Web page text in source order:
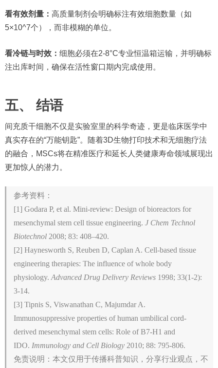
看有效剂量： 高质量制剂会明确标注有效细胞数量（如
5×10^7个），而非模糊的单位。
看冷链与时效： 细胞必须在2-8°C专业恒温箱运输，并明确标
注出库时间，确保在活性窗口期内完成使用。
五、 结语
间充质干细胞不仅是实验室里的科学奇迹，更是临床医学中
真实存在的“万能钥匙”。随着3D生物打印技术和无细胞疗法
的融合，MSCs将在精准医疗和延长人类健康寿命领域展现出
更加惊人的潜力。
参考资料：
[1] Godara P, et al. Mini-review: Design of bioreactors for
mesenchymal stem cell tissue engineering. J Chem Technol
Biotechnol 2008; 83: 408–420.
[2] Haynesworth S, Reuben D, Caplan A. Cell-based tissue
engineering therapies: The influence of whole body
physiology. Advanced Drug Delivery Reviews 1998; 33(1-2):
3-14.
[3] Tipnis S, Viswanathan C, Majumdar A.
Immunosuppressive properties of human umbilical cord-
derived mesenchymal stem cells: Role of B7-H1 and
IDO. Immunology and Cell Biology 2010; 88: 795-806.
免责说明：本文仅用于传播科普知识，分享行业观点，不